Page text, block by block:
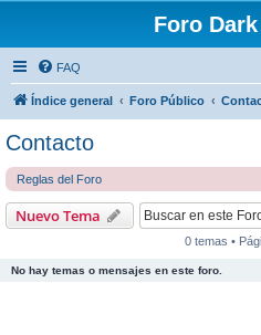
Foro
FAQ
Índice general Foro Público
Contacto
Reglas del Foro
Nuevo Tema
0 temas •
No hay temas o mensajes en este foro.